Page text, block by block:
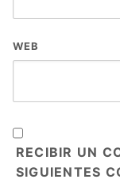
WEB
RECIBIR UN
SIGUIENTES